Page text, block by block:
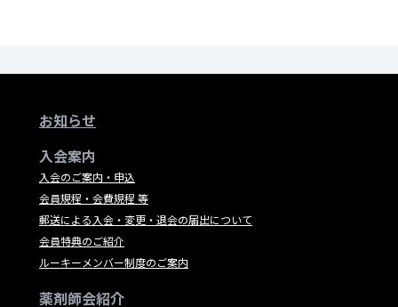
お知らせ
入会案内
入会のご案内・申込
会員規程・会費規程 等
郵送による入会・変更・退会の届出について
会員特典のご紹介
ルーキーメンバー制度のご案内
薬剤師会紹介